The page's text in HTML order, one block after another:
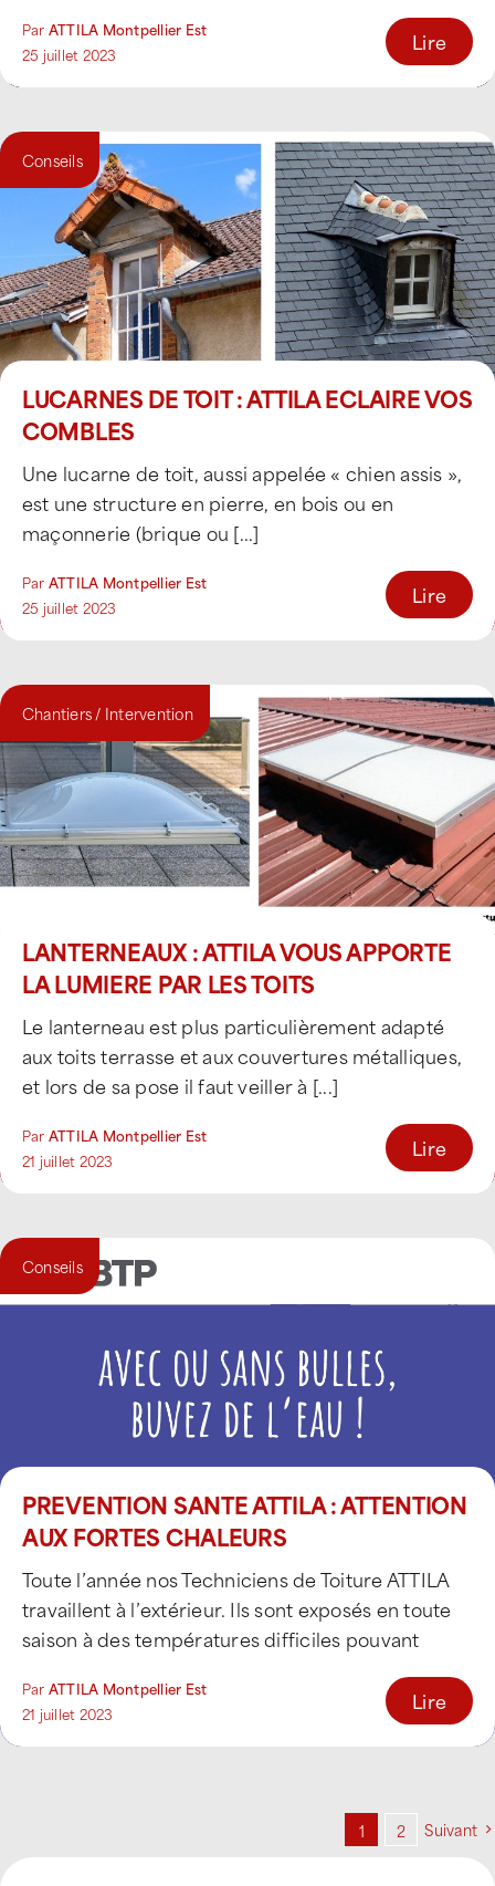
Par ATTILA Montpellier Est
25 juillet 2023
Lire
Conseils
LUCARNES DE TOIT : ATTILA ECLAIRE VOS
COMBLES
Une lucarne de toit, aussi appelée « chien assis »,
est une structure en pierre, en bois ou en
maçonnerie (brique ou [...]
Par ATTILA Montpellier Est
25 juillet 2023
Lire
Chantiers / Intervention
LANTERNEAUX : ATTILA VOUS APPORTE
LA LUMIERE PAR LES TOITS
Le lanterneau est plus particulièrement adapté
aux toits terrasse et aux couvertures métalliques,
et lors de sa pose il faut veiller à [...]
Par ATTILA Montpellier Est
21 juillet 2023
Lire
Conseils
PREVENTION SANTE ATTILA : ATTENTION
AUX FORTES CHALEURS
Toute l’année nos Techniciens de Toiture ATTILA
travaillent à l’extérieur. Ils sont exposés en toute
saison à des températures difficiles pouvant
Par ATTILA Montpellier Est
21 juillet 2023
Lire
1 2 Suivant